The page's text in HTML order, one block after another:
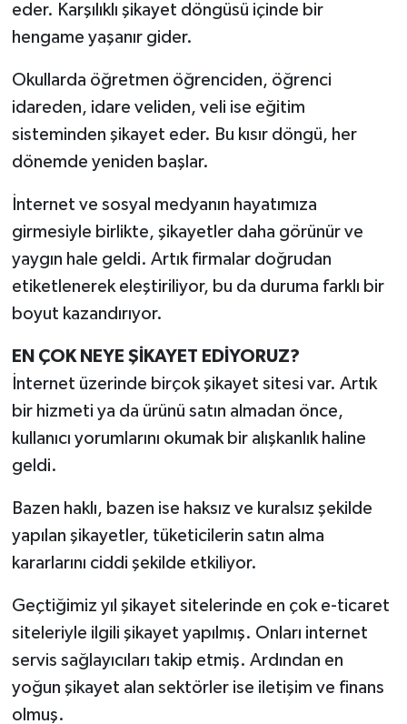
eder. Karşılıklı şikayet döngüsü içinde bir
hengame yaşanır gider.
Okullarda öğretmen öğrenciden, öğrenci
idareden, idare veliden, veli ise eğitim
sisteminden şikayet eder. Bu kısır döngü, her
dönemde yeniden başlar.
İnternet ve sosyal medyanın hayatımıza
girmesiyle birlikte, şikayetler daha görünür ve
yaygın hale geldi. Artık firmalar doğrudan
etiketlenerek eleştiriliyor, bu da duruma farklı bir
boyut kazandırıyor.
EN ÇOK NEYE ŞİKAYET EDİYORUZ?
İnternet üzerinde birçok şikayet sitesi var. Artık
bir hizmeti ya da ürünü satın almadan önce,
kullanıcı yorumlarını okumak bir alışkanlık haline
geldi.
Bazen haklı, bazen ise haksız ve kuralsız şekilde
yapılan şikayetler, tüketicilerin satın alma
kararlarını ciddi şekilde etkiliyor.
Geçtiğimiz yıl şikayet sitelerinde en çok e-ticaret
siteleriyle ilgili şikayet yapılmış. Onları internet
servis sağlayıcıları takip etmiş. Ardından en
yoğun şikayet alan sektörler ise iletişim ve finans
olmuş.